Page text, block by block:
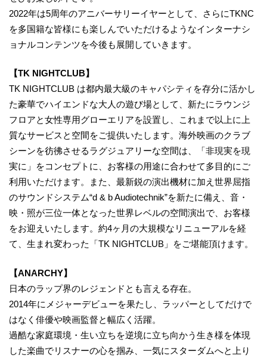
2022年は5周年のアニバーサリーイヤーとして、さらにTKNC
を多国籍な皆様にも楽しんでいただけるようなインターナシ
ョナルコンテンツを今後も展開していきます。
【TK NIGHTCLUB】
TK NIGHTCLUB は都内最大級のキャパシティを存分に活かし
た豪華でハイエンドな大人の遊び場として、新たにラウンジ
フロアと女性専用グローエリアを設置し、これまで以上に上
質なサービスと空間をご提供いたします。海外映画のクラブ
シーンを彷彿させるラグジュアリーな空間は、「非現実を現
実に」をコンセプトに、お客様の用途に合わせて多目的にご
利用いただけます。また、最新鋭の演出機材に加え世界屈指
のサウンドシステム“d & b Audiotechnik”を新たに備え、音・
映・照が三位一体となった世界レベルの空間演出で、お客様
をお迎えいたします。約4ヶ月の大規模なリニューアルを経
て、生まれ変わった「TK NIGHTCLUB」をご堪能頂けます。
【ANARCHY】
日本のラップ界のレジェンドとも言える存在。
2014年にメジャーデビューを果たし、ラッパーとしてだけで
はなく俳優や映画監督と幅広く活躍。
過酷な家庭環境・生い立ちを逆境に立ち向かう生き様を体現
した楽曲でリスナーの心を掴み、一気にスターダムへと上り